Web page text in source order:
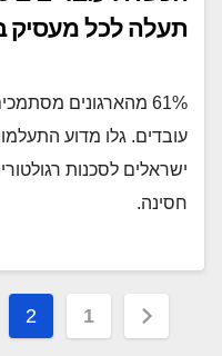
תעלה לכל מעסיק
61% מהארגונים
עובדים. גלו מדוע
ישראלים לסכנות
חסינה.
Posts
1
2